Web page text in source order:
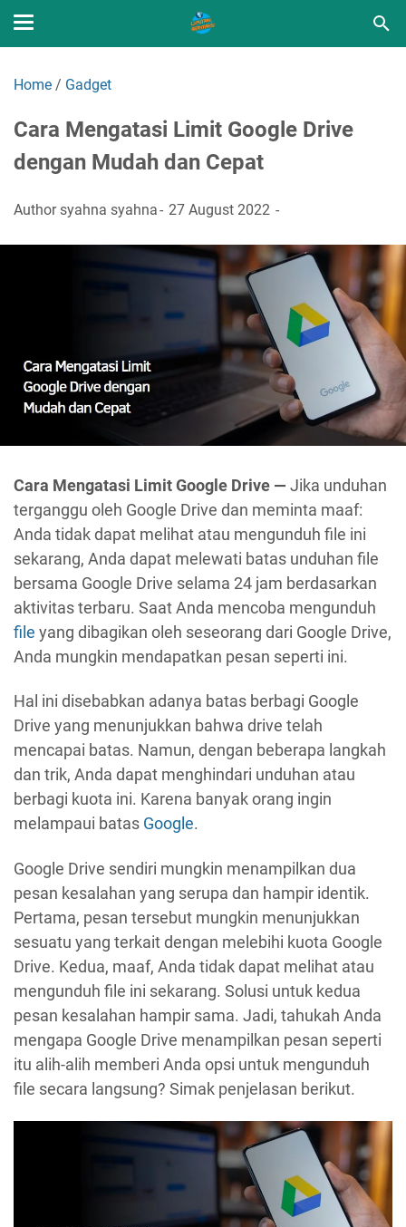
Home / Gadget
Cara Mengatasi Limit Google Drive
dengan Mudah dan Cepat
Authorsyahna syahna 27 August 2022
Cara Mengatasi Limit Google Drive — Jika unduhan
terganggu oleh Google Drive dan meminta maaf:
Anda tidak dapat melihat atau mengunduh file ini
sekarang, Anda dapat melewati batas unduhan file
bersama Google Drive selama 24 jam berdasarkan
aktivitas terbaru. Saat Anda mencoba mengunduh
file yang dibagikan oleh seseorang dari Google Drive,
Anda mungkin mendapatkan pesan seperti ini.
Hal ini disebabkan adanya batas berbagi Google
Drive yang menunjukkan bahwa drive telah
mencapai batas. Namun, dengan beberapa langkah
dan trik, Anda dapat menghindari unduhan atau
berbagi kuota ini. Karena banyak orang ingin
melampaui batas Google.
Google Drive sendiri mungkin menampilkan dua
pesan kesalahan yang serupa dan hampir identik.
Pertama, pesan tersebut mungkin menunjukkan
sesuatu yang terkait dengan melebihi kuota Google
Drive. Kedua, maaf, Anda tidak dapat melihat atau
mengunduh file ini sekarang. Solusi untuk kedua
pesan kesalahan hampir sama. Jadi, tahukah Anda
mengapa Google Drive menampilkan pesan seperti
itu alih-alih memberi Anda opsi untuk mengunduh
file secara langsung? Simak penjelasan berikut.